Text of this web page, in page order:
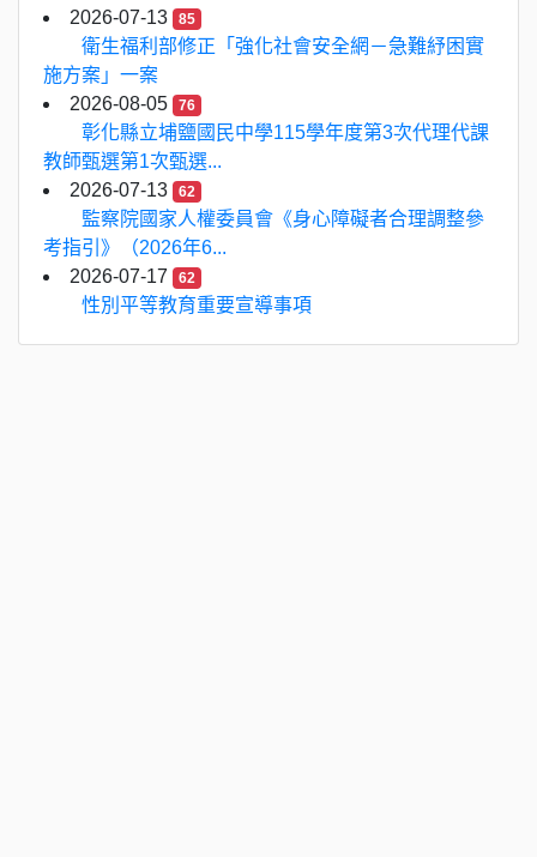
2026-07-13
85
衛生福利部修正「強化社會安全網－急難紓困實
施方案」一案
2026-08-05
76
彰化縣立埔鹽國民中學115學年度第3次代理代課
教師甄選第1次甄選...
2026-07-13
62
監察院國家人權委員會《身心障礙者合理調整參
考指引》（2026年6...
2026-07-17
62
性別平等教育重要宣導事項